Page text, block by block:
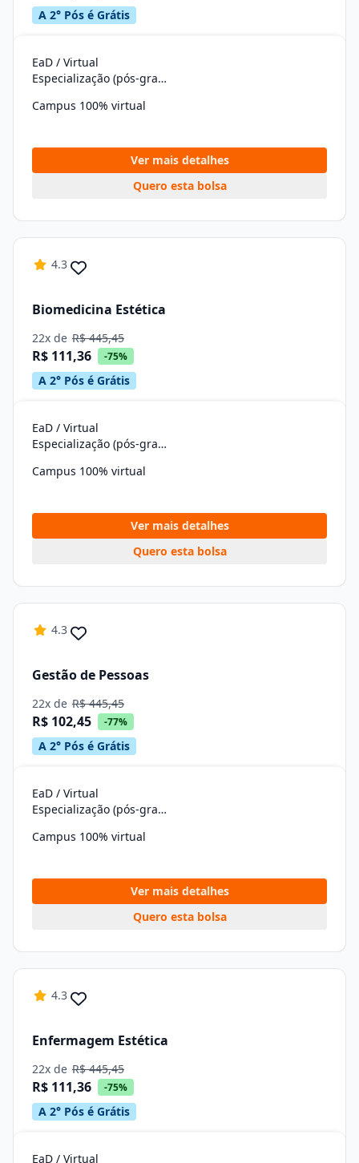
A 2° Pós é Grátis
EaD / Virtual
Especialização (pós-graduação)
Campus 100% virtual
Ver mais detalhes
Quero esta bolsa
4.3
Biomedicina Estética
22x de R$ 445,45
R$ 111,36 -75%
A 2° Pós é Grátis
EaD / Virtual
Especialização (pós-graduação)
Campus 100% virtual
Ver mais detalhes
Quero esta bolsa
4.3
Gestão de Pessoas
22x de R$ 445,45
R$ 102,45 -77%
A 2° Pós é Grátis
EaD / Virtual
Especialização (pós-graduação)
Campus 100% virtual
Ver mais detalhes
Quero esta bolsa
4.3
Enfermagem Estética
22x de R$ 445,45
R$ 111,36 -75%
A 2° Pós é Grátis
EaD / Virtual